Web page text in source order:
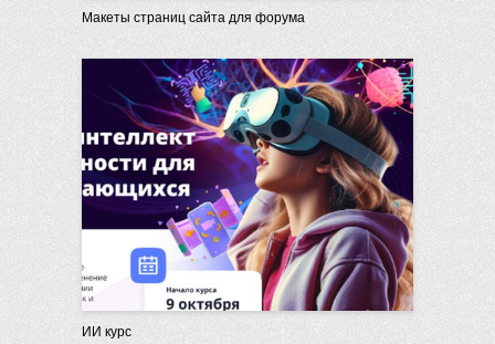
Макеты страниц сайта для форума
ИИ курс